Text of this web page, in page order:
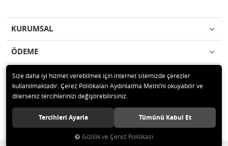
KURUMSAL
ÖDEME
İLETİŞİM
© 2019 Güneş Başer Tic Ltd Şti Tüm hakları saklıdır.
Size daha iyi hizmet verebilmek için internet sitemizde çerezler
kullanılmaktadır. Çerez Politikaları Aydınlatma Metni’ni okuyabilir ve
dilerseniz tercihlerinizi değiştirebilirsiniz.
Tercihleri Ayarla Tümünü Kabul Et
Gizlilik ve Çerez Politikası